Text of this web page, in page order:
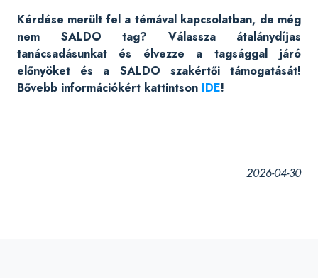
Kérdése merült fel a témával kapcsolatban, de még
nem SALDO tag? Válassza átalánydíjas
tanácsadásunkat és élvezze a tagsággal járó
előnyöket és a SALDO szakértői támogatását!
Bővebb információkért kattintson IDE!
2026-04-30